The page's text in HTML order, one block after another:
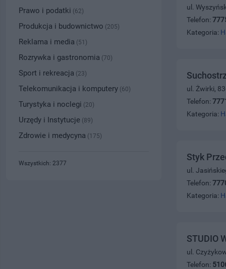
ul.
Telefon:
Kategoria:
ul. Żwirki,
Telefon:
Kategoria:
Styk
ul.
Telefon:
Kategoria:
STUDIO
ul.
Telefon:
Prawo i podatki (62)
Produkcja i budownictwo (205)
Reklama i media (51)
Rozrywka i gastronomia (70)
Sport i rekreacja (23)
Telekomunikacja i komputery (60)
Turystyka i noclegi (20)
Urzędy i Instytucje (89)
Zdrowie i medycyna (175)
Wszystkich: 2377